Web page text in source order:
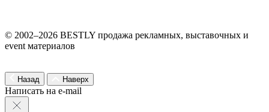
© 2002–2026 BESTLY продажа рекламных, выставочных и
event материалов
Назад Наверх
Написать на e-mail